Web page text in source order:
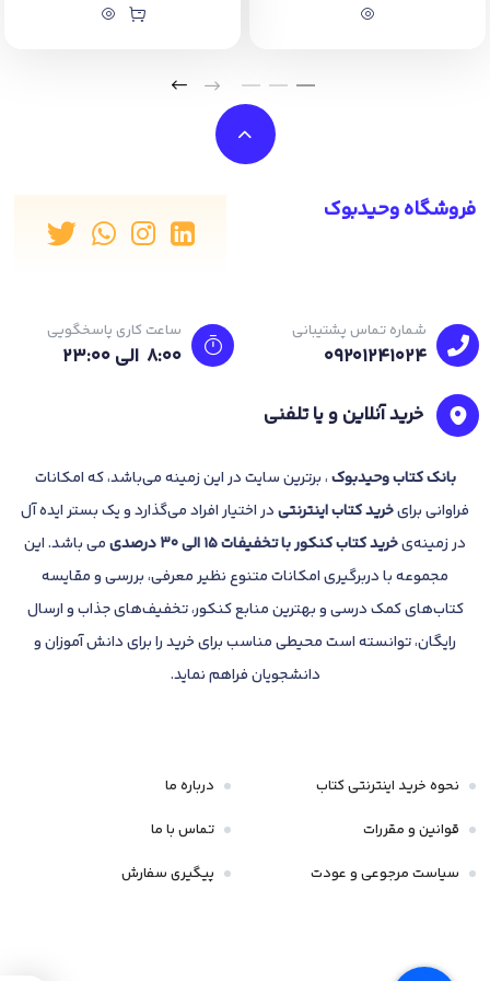
فروشگاه وحیدبوک
شماره تماس پشتیبانی
09201241024
ساعت کاری پاسخگویی
8:00 الی 23:۰۰
خرید آنلاین و یا تلفنی
بانککتاب وحیدبوک، برترین سایت در این زمینه می‌باشد، که امکانات
فراوانی برایخرید کتاباینترنتیدر اختیار افراد می‌گذارد و یک بستر ایده آل
در زمینه‌یخرید کتاب کنکور با تخفیفات 15 الی 30 درصدی
می باشد. این
مجموعه با دربرگیری امکانات متنوع نظیر معرفی، بررسی و مقایسه
کتاب‌های کمک درسی و بهترین منابع کنکور، تخفیف‌های جذاب و ارسال
رایگان، توانسته است محیطی مناسب برای خرید را برای دانش آموزان و
دانشجویان فراهم نماید.
نحوه خرید اینترنتی کتاب
قوانین و مقررات
سیاست مرجوعی و عودت
درباره ما
تماس با ما
پیگیری سفارش